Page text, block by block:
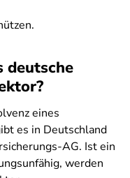
deutsche
eines
es in Deutschland
AG. Ist ein
werden